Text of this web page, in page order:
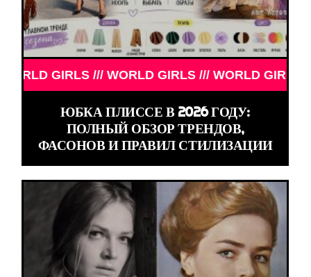
GIRLS /// WORLD GIRLS ///
ЮБКА ПЛИССЕ В 2026 ГОДУ:
ПОЛНЫЙ ОБЗОР ТРЕНДОВ,
ФАСОНОВ И ПРАВИЛ СТИЛИЗАЦИИ